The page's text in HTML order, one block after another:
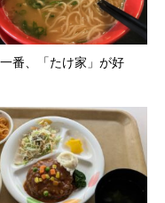
番、「たけ家」が好